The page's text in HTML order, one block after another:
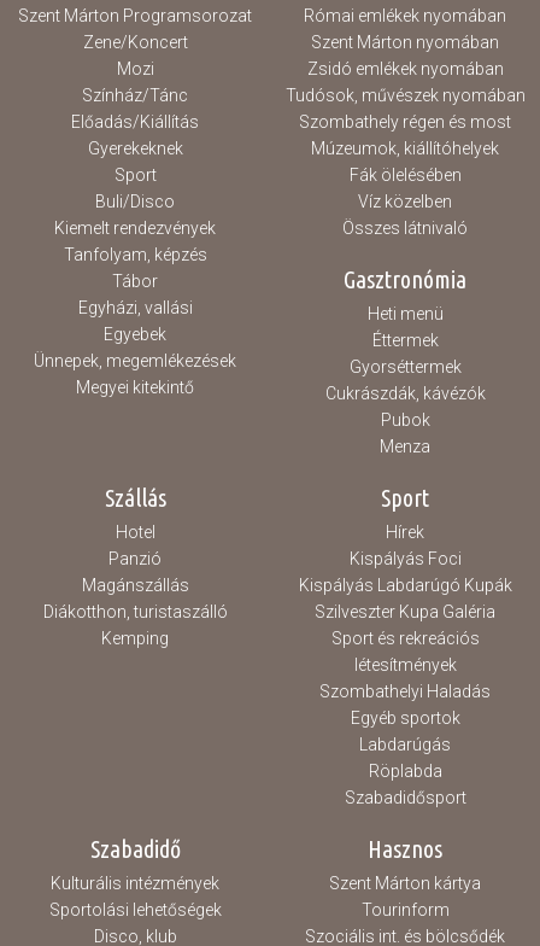
Szent Márton Programsorozat
Zene/Koncert
Mozi
Színház/Tánc
Előadás/Kiállítás
Gyerekeknek
Sport
Buli/Disco
Kiemelt rendezvények
Tanfolyam, képzés
Tábor
Egyházi, vallási
Egyebek
Ünnepek, megemlékezések
Megyei kitekintő
Római emlékek nyomában
Szent Márton nyomában
Zsidó emlékek nyomában
Tudósok, művészek nyomában
Szombathely régen és most
Múzeumok, kiállítóhelyek
Fák ölelésében
Víz közelben
Összes látnivaló
Gasztronómia
Heti menü
Éttermek
Gyorséttermek
Cukrászdák, kávézók
Pubok
Menza
Szállás
Hotel
Panzió
Magánszállás
Diákotthon, turistaszálló
Kemping
Sport
Hírek
Kispályás Foci
Kispályás Labdarúgó Kupák
Szilveszter Kupa Galéria
Sport és rekreációs
létesítmények
Szombathelyi Haladás
Egyéb sportok
Labdarúgás
Röplabda
Szabadidősport
Szabadidő
Kulturális intézmények
Sportolási lehetőségek
Disco, klub
Hasznos
Szent Márton kártya
Tourinform
Szociális int. és bölcsődék